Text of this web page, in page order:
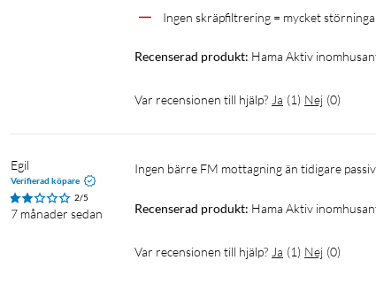
Ingen skräpfiltrering = mycket
Recenserad produkt: Hama Aktiv
Var recensionen till hjälp? Ja (1) Nej (0)
Egil
Verifierad köpare
2/5
7 månader sedan
Ingen bärre FM mottagning än tidigare
Recenserad produkt: Hama Aktiv
Var recensionen till hjälp? Ja (1) Nej (0)